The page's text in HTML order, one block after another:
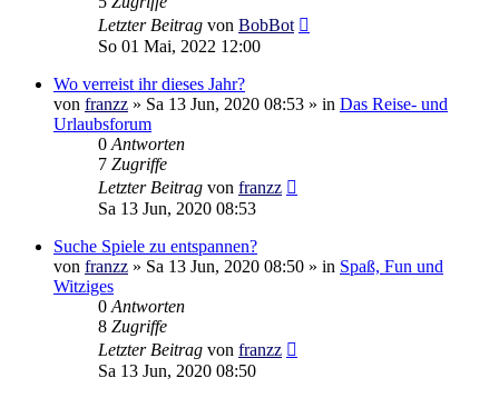
Letzter Beitrag von BobBot
So 01 Mai, 2022 12:00
Wo verreist ihr dieses Jahr?
von franzz » Sa 13 Jun, 2020 08:53 » in Das Reise- und
Urlaubsforum
0Antworten
7 Zugriffe
Letzter Beitrag von franzz
Sa 13 Jun, 2020 08:53
Suche Spiele zu entspannen?
von franzz » Sa 13 Jun, 2020 08:50 » in Spaß, Fun und
Witziges
0Antworten
8 Zugriffe
Letzter Beitrag von franzz
Sa 13 Jun, 2020 08:50